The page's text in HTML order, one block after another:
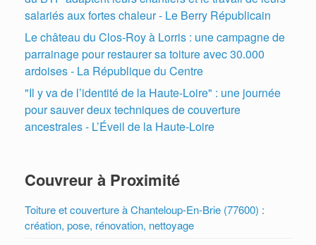
salariés aux fortes chaleur - Le Berry Républicain
Le château du Clos-Roy à Lorris : une campagne de
parrainage pour restaurer sa toiture avec 30.000
ardoises - La République du Centre
"Il y va de l’identité de la Haute-Loire" : une journée
pour sauver deux techniques de couverture
ancestrales - L’Éveil de la Haute-Loire
Couvreur à Proximité
Toiture et couverture à Chanteloup-En-Brie (77600) :
création, pose, rénovation, nettoyage